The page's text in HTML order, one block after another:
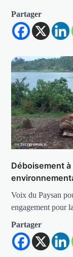
Partager
Déboisement
Voix du Paysan
engagement pour
Partager